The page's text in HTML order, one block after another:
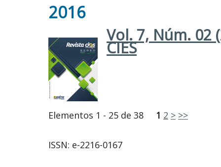
2016
Vol. 7, Núm. 02
CIES
Elementos 1 - 25 de 38 1 2 > >>
ISSN: e-2216-0167